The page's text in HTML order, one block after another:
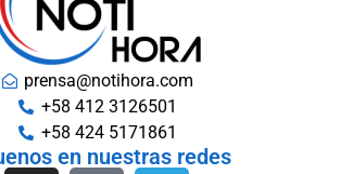
prensa@notihora.com
+58 412 3126501
+58 424 5171861
en nuestras redes